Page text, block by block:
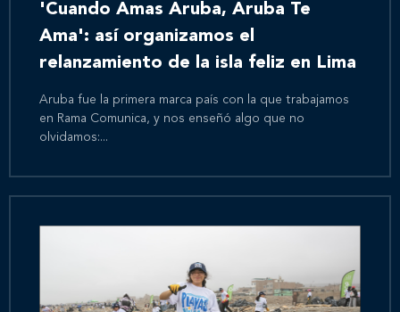
'Cuando Amas Aruba, Aruba Te
Ama': así organizamos el
relanzamiento de la isla feliz en Lima
Aruba fue la primera marca país con la que trabajamos
en Rama Comunica, y nos enseñó algo que no
olvidamos:...